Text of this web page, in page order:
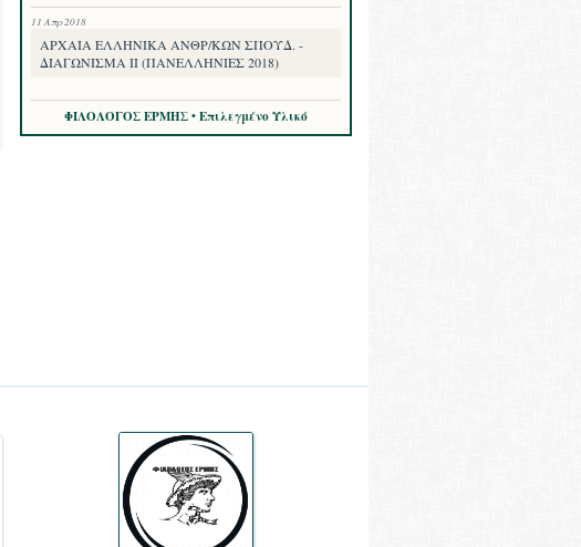
11 Απρ 2018
ΑΡΧΑΙΑ ΕΛΛΗΝΙΚΑ ΑΝΘΡ/ΚΩΝ ΣΠΟΥΔ. -
ΔΙΑΓΩΝΙΣΜΑ II (ΠΑΝΕΛΛΗΝΙΕΣ 2018)
ΦΙΛΟΛΟΓΟΣ ΕΡΜΗΣ • Επιλεγμένο Υλικό